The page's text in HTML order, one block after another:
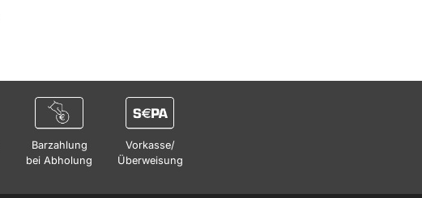
Barzahlung
bei Abholung
Vorkasse/
Überweisung